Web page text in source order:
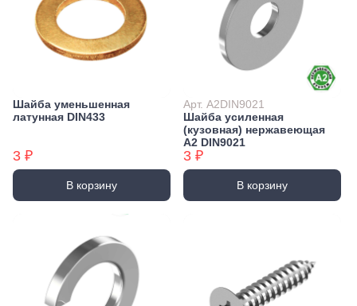
Шайба уменьшенная
латунная DIN433
3 ₽
В корзину
Арт. А2DIN9021
Шайба усиленная
(кузовная) нержавеющая
А2 DIN9021
3 ₽
В корзину